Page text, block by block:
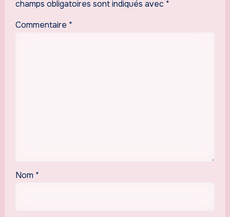
champs obligatoires sont indiqués avec *
Commentaire *
Nom *